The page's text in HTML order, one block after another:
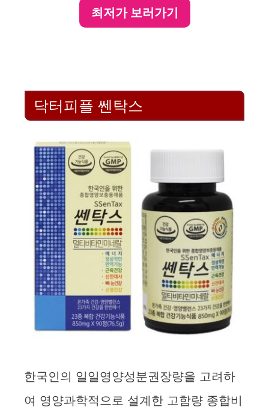
최저가 보러가기
닥터피플 쎈탁스
한국인의 일일영양성분권장량을 고려하
여 영양과학적으로 설계한 고함량 종합비